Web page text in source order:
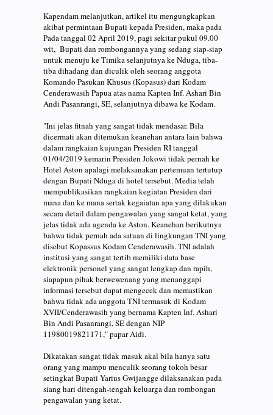
Kapendam melanjutkan, artikel itu mengungkapkan
akibat permintaan Bupati kepada Presiden, maka pada
Pada tanggal 02 April 2019, pagi sekitar pukul 09.00
wit, Bupati dan rombongannya yang sedang siap-siap
untuk menuju ke Timika selanjutnya ke Nduga, tiba-
tiba dihadang dan diculik oleh seorang anggota
Komando Pasukan Khusus (Kopasus) dari Kodam
Cenderawasih Papua atas nama Kapten Inf. Ashari Bin
Andi Pasanrangi, SE, selanjutnya dibawa ke Kodam.
"Ini jelas fitnah yang sangat tidak mendasar. Bila
dicermati akan ditemukan keanehan antara lain bahwa
dalam rangkaian kujungan Presiden RI tanggal
01/04/2019 kemarin Presiden Jokowi tidak pernah ke
Hotel Aston apalagi melaksanakan pertemuan tertutup
dengan Bupati Nduga di hotel tersebut. Media telah
mempublikasikan rangkaian kegiatan Presiden dari
mana dan ke mana sertak kegaiatan apa yang dilakukan
secara detail dalam pengawalan yang sangat ketat, yang
jelas tidak ada agenda ke Aston. Keanehan berikutnya
bahwa tidak pernah ada satuan di lingkungan TNI yang
disebut Kopassus Kodam Cenderawasih. TNI adalah
institusi yang sangat tertib memiliki data base
elektronik personel yang sangat lengkap dan rapih,
siapapun pihak berwewenang yang menanggapi
informasi tersebut dapat mengecek dan memastikan
bahwa tidak ada anggota TNI termasuk di Kodam
XVII/Cenderawasih yang bernama Kapten Inf. Ashari
Bin Andi Pasanrangi, SE dengan NIP
11980019821171," papar Aidi.
Dikatakan sangat tidak masuk akal bila hanya satu
orang yang mampu menculik seorang tokoh besar
setingkat Bupati Yarius Gwijangge dilaksanakan pada
siang hari ditengah-tengah keluarga dan rombongan
pengawalan yang ketat.